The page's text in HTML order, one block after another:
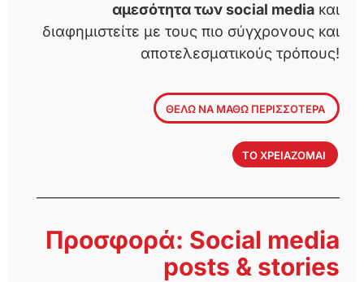
αμεσότητα των social media και
διαφημιστείτε με τους πιο σύγχρονους και
αποτελεσματικούς τρόπους!
ΘΕΛΩ ΝΑ ΜΑΘΩ ΠΕΡΙΣΣΟΤΕΡΑ
ΤΟ ΧΡΕΙΑΖΟΜΑΙ
Προσφορά: Social media
posts & stories